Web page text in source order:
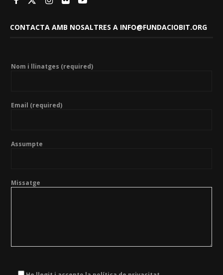
CONTACTA AMB NOSALTRES A INFO@FUNDACIOBIT.ORG
Nom i llinatges (required)
Email (required)
Assumpte
Missatge